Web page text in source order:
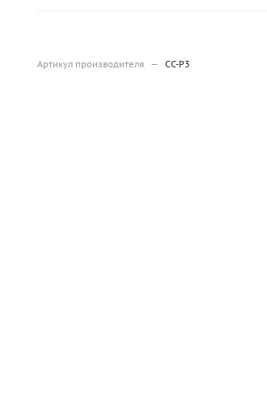
Артикул производителя — CC-P3